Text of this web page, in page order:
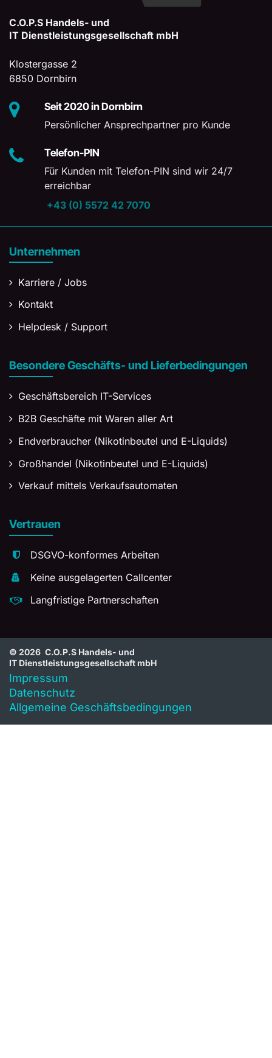
C.O.P.S Handels- und
IT Dienstleistungsgesellschaft mbH
Klostergasse 2
6850 Dornbirn
Seit 2020 in Dornbirn
Persönlicher Ansprechpartner pro Kunde
Telefon-PIN
Für Kunden mit Telefon-PIN sind wir 24/7
erreichbar
+43 (0) 5572 42 7070
Unternehmen
Karriere / Jobs
Kontakt
Helpdesk / Support
Besondere Geschäfts- und Lieferbedingungen
Geschäftsbereich IT-Services
B2B Geschäfte mit Waren aller Art
Endverbraucher (Nikotinbeutel und E-Liquids)
Großhandel (Nikotinbeutel und E-Liquids)
Verkauf mittels Verkaufsautomaten
Vertrauen
DSGVO-konformes Arbeiten
Keine ausgelagerten Callcenter
Langfristige Partnerschaften
© 2026 C.O.P.S Handels- und
IT Dienstleistungsgesellschaft mbH
Impressum
Datenschutz
Allgemeine Geschäftsbedingungen